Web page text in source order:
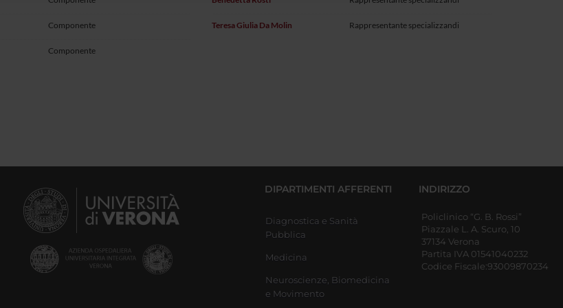
Componente
Componente
Teresa Giulia Da Molin Rappresentante specializzandi
DIPARTIMENTI AFFERENTI
Diagnostica e Sanità
Pubblica
Medicina
Neuroscienze, Biomedicina
e Movimento
INDIRIZZO
Policlinico “G. B. Rossi”
Piazzale L. A. Scuro, 10
37134 Verona
Partita IVA 01541040232
Codice Fiscale:93009870234